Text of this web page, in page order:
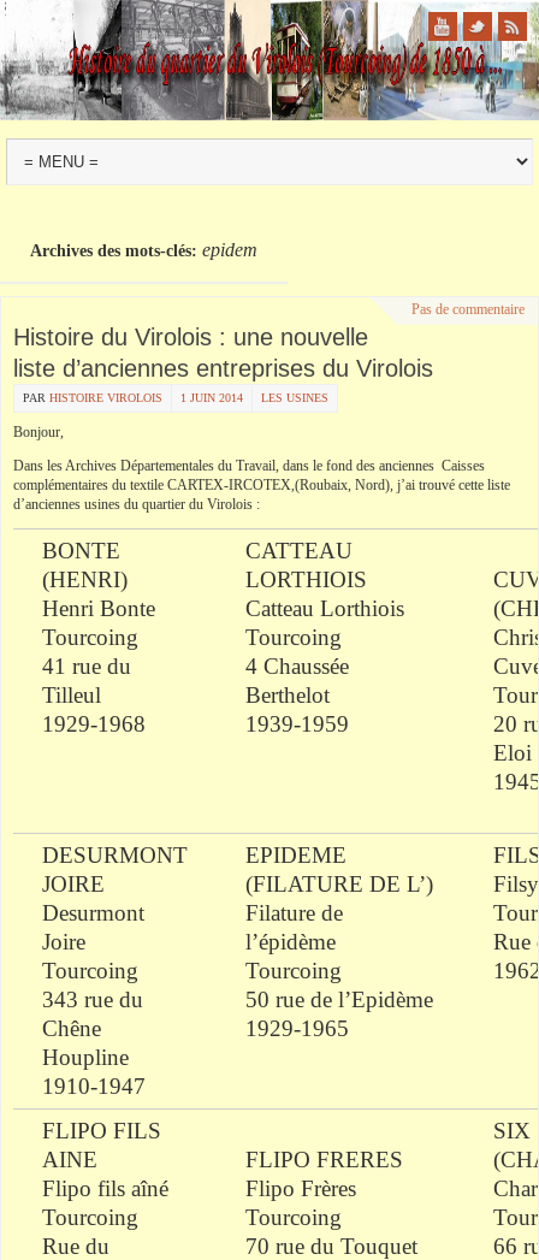
Archives des mots-clés: epidem
Pas de commentaire
Histoire du Virolois : une nouvelle
liste d’anciennes entreprises du Virolois
PAR HISTOIRE VIROLOIS 1 JUIN 2014 LES USINES
Bonjour,
Dans les Archives Départementales du Travail, dans le fond des anciennes Caisses
complémentaires du textile CARTEX-IRCOTEX,(Roubaix, Nord), j’ai trouvé cette liste
d’anciennes usines du quartier du Virolois :
BONTE
(HENRI)
Henri Bonte
Tourcoing
41 rue du
Tilleul
1929-1968
CATTEAU
LORTHIOIS
Catteau Lorthiois
Tourcoing
4 Chaussée
Berthelot
1939-1959
(
20
Eloi
DESURMONT
JOIRE
Desurmont
Joire
Tourcoing
343 rue du
Chêne
Houpline
1910-1947
EPIDEME
(FILATURE DE L’)
Filature de
l’épidème
Tourcoing
50 rue de l’Epidème
1929-1965
FLIPO FILS
AINE
Flipo fils aîné
Tourcoing
Rue du
FLIPO FRERES
Flipo Frères
Tourcoing
70 rue du Touquet
SIX
(
66